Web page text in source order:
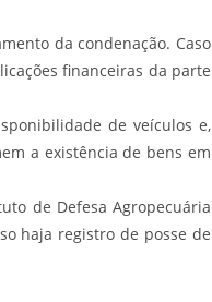
da condenação. Caso
financeiras da parte
de veículos e,
a existência de bens em
de Defesa Agropecuária
haja registro de posse de